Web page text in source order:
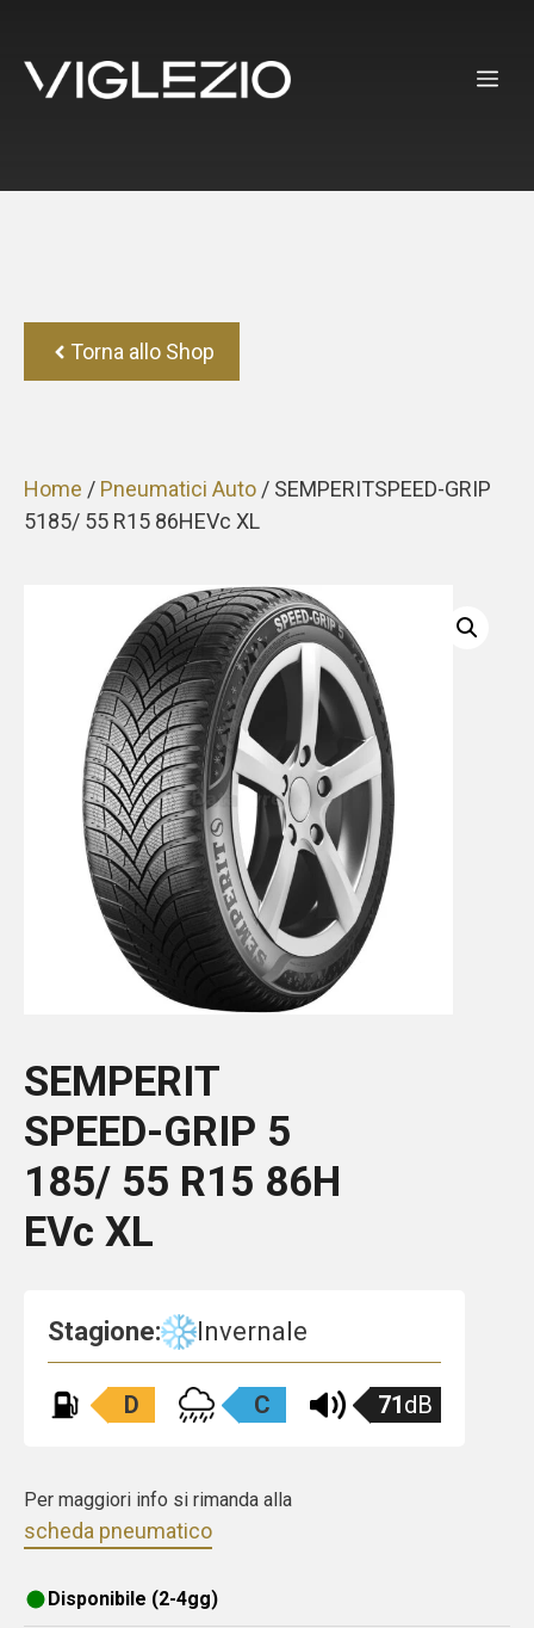
contenuto
Torna allo Shop
Home / Pneumatici Auto / SEMPERITSPEED-GRIP
5185/ 55 R15 86HEVc XL
SEMPERIT
SPEED-GRIP 5
185/ 55 R15 86H
EVc XL
Stagione: Invernale
D C 71dB
Per maggiori info si rimanda alla
scheda pneumatico
Disponibile (2-4gg)